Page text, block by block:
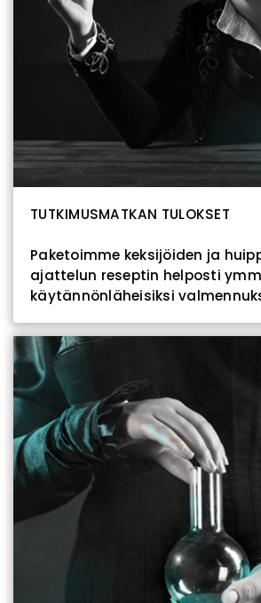
TUTKIMUSMATKAN TULOKSET
Paketoimme keksijöiden ja
ajattelun reseptin helposti
käytännönläheisiksi